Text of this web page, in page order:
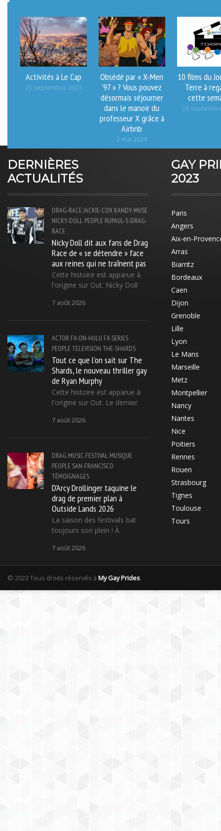
Activités à Le Cap
25 septembre 2023
Obsédé par « X-Men
'97 » ? Vous pouvez
désormais séjourner
dans le manoir du
professeur X grâce à
Airbnb
2 mai 2024
10 films du
Terre à
cette
26
DERNIÈRES
ACTUALITÉS
DRAG-RACEJACKIE-COX KANDY-MUSE
NICKY-DOLL PEOPLE RUPAUL-S-DRAG-
RACE
Nicky Doll dit aux fans de Drag
Race de « se détendre » face
aux reines qui ne traînent pas
Cette histoire est apparue à
l'origine sur Out. Nicky Doll
7 août 2026
ACTOR FX-ON-HULU FX-SERIES
PEOPLETELEVISION THE-SHARDS
Tout ce que l'on sait sur The
Shards, le nouveau thriller gay
de Ryan Murphy
Cette histoire est apparue à
l'origine sur Out. Le dernier
7 août 2026
DRAG MUSIC-FESTIVAL MUSIQUE
PEOPLE SAN-FRANCISCO
TÉMOIGNAGES
D'Arcy Drollinger taquine le
drag de premier plan à
Outside Lands 2026
La saison des festivals bat
toujours son plein ! À
7 août 2026
GAY
2023
Paris
Angers
Aix-en-
Arras
Biarritz
Bordeaux
Caen
Dijon
Grenoble
Lille
Lyon
Le Mans
Marseille
Metz
Montpellier
Nancy
Nantes
Nice
Poitiers
Rennes
Rouen
Strasbourg
Tignes
Toulouse
Tours
© 2023 Tous droits réservés à My Gay Prides.